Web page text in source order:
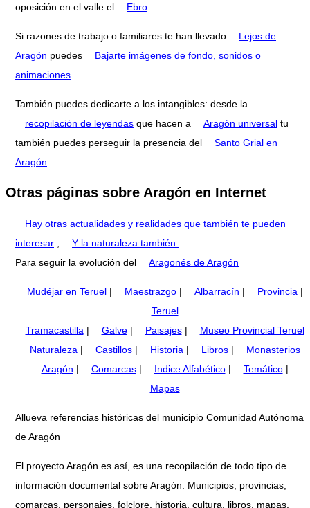
oposición en el valle el
Ebro
Si razones de trabajo o familiares te han llevado
Lejos de
Aragón puedes
Bajarte imágenes de fondo, sonidos o
animaciones
También puedes dedicarte a los intangibles: desde la
recopilación de leyendas que hacen a Aragón universal tu
también puedes perseguir la presencia del
Santo Grial en
Aragón
Otras páginas sobre Aragón en Internet
Hay otras actualidades y realidades que también te pueden
interesar
Y la naturaleza también.
Para seguir la evolución del
Aragonés de Aragón
Mudéjar en Teruel| Maestrazgo| Albarracín | Provincia |
Teruel
Tramacastilla | Galve| Paisajes|
Museo Provincial Teruel
Naturaleza | Castillos| Historia | Libros|
Monasterios
Aragón | Comarcas| Indice Alfabético| Temático|
Mapas
Allueva referencias históricas del municipio Comunidad Autónoma
de Aragón
El proyecto Aragón es así, es una recopilación de todo tipo de
información documental sobre Aragón: Municipios, provincias,
comarcas, personajes, folclore, historia, cultura, libros, mapas,